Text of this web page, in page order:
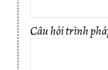
Câu hỏi trình
*